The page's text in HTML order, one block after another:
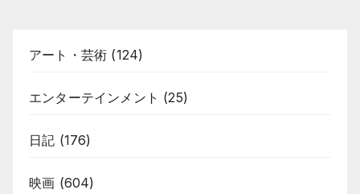
アート・芸術 (124)
エンターテインメント (25)
日記 (176)
映画 (604)